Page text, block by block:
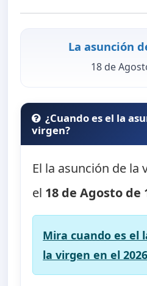
La asunción
18 de
¿Cuando es el la
virgen?
El la asunción de la
el 18 de Agosto de
Mira cuando es el
la virgen en el